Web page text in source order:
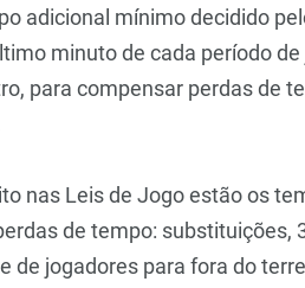
adicional mínimo decidido
minuto de cada período
para compensar perdas de
nas Leis de Jogo estão os
de tempo: substituições,
de jogadores para fora do